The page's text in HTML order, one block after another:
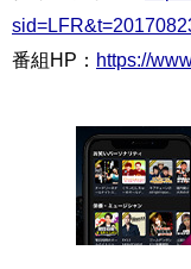
番組HP： https://